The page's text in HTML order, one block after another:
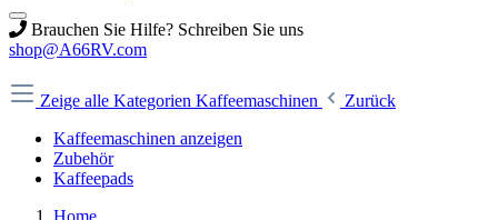
Brauchen Sie Hilfe? Schreiben Sie uns
shop@A66RV.com
Zeige alle Kategorien Kaffeemaschinen
Zurück
Kaffeemaschinen anzeigen
Zubehör
Kaffeepads
Home